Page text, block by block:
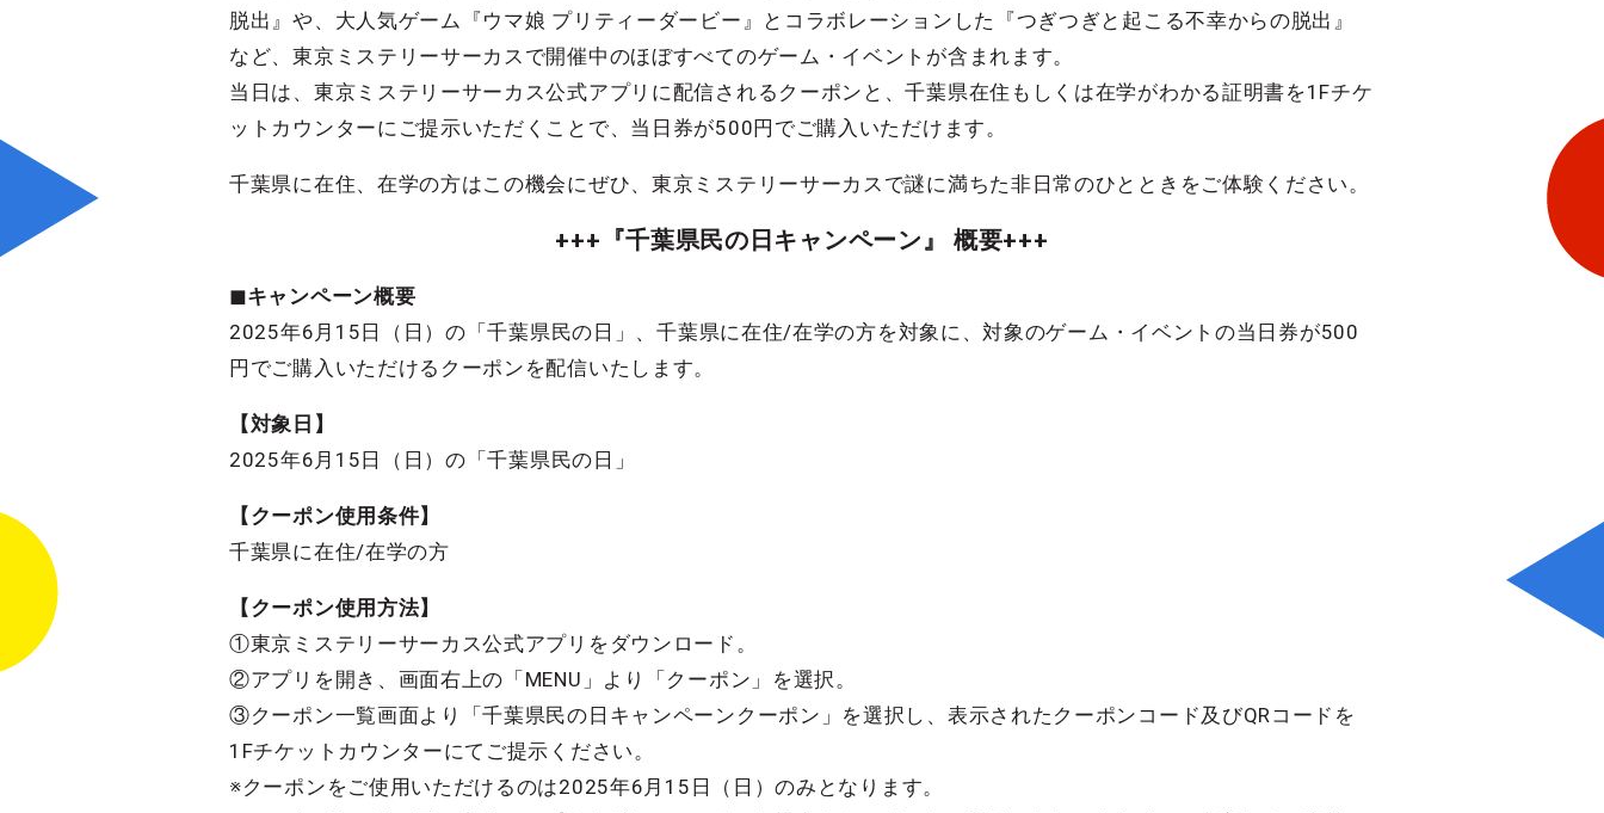
脱出』や、大人気ゲーム『ウマ娘 プリティーダービー』とコラボレーションした『つぎつぎと起こる不幸からの脱出』
など、東京ミステリーサーカスで開催中のほぼすべてのゲーム・イベントが含まれます。
当日は、東京ミステリーサーカス公式アプリに配信されるクーポンと、千葉県在住もしくは在学がわかる証明書を1Fチケ
ットカウンターにご提示いただくことで、当日券が500円でご購入いただけます。
千葉県に在住、在学の方はこの機会にぜひ、東京ミステリーサーカスで謎に満ちた非日常のひとときをご体験ください。
+++『千葉県民の日キャンペーン』 概要+++
◼︎キャンペーン概要
2025年6月15日（日）の「千葉県民の日」、千葉県に在住/在学の方を対象に、対象のゲーム・イベントの当日券が500
円でご購入いただけるクーポンを配信いたします。
【対象日】
2025年6月15日（日）の「千葉県民の日」
【クーポン使用条件】
千葉県に在住/在学の方
【クーポン使用方法】
①東京ミステリーサーカス公式アプリをダウンロード。
②アプリを開き、画面右上の「MENU」より「クーポン」を選択。
③クーポン一覧画面より「千葉県民の日キャンペーンクーポン」を選択し、表示されたクーポンコード及びQRコードを
1Fチケットカウンターにてご提示ください。
※クーポンをご使用いただけるのは2025年6月15日（日）のみとなります。